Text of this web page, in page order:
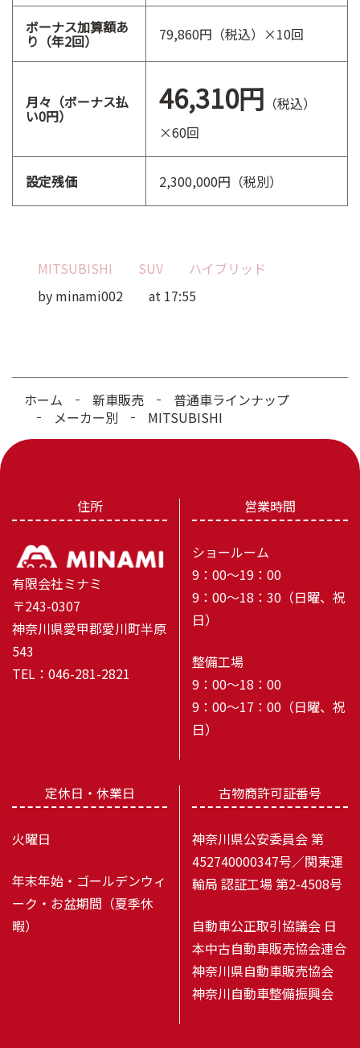
ボーナス加算額あ
り（年2回） 79,860円（税込）×10回
月々（ボーナス払
い0円） 46,310円 （税込）
×60回
設定残価 2,300,000円（税別）
MITSUBISHI SUV
ハイブリッド
by minami002
at 17:55
ホーム 新車販売
普通車ラインナップ
メーカー別
MITSUBISHI
住所
有限会社ミナミ
〒243-0307
神奈川県愛甲郡愛川町半原
543
TEL：046-281-2821
営業時間
ショールーム
9：00～19：00
9：00～18：30（日曜、祝
日）
整備工場
9：00～18：00
9：00～17：00（日曜、祝
日）
定休日・休業日
火曜日
年末年始・ゴールデンウィ
ーク・お盆期間（夏季休
暇）
古物商許可証番号
神奈川県公安委員会 第
452740000347号／関東運
輸局 認証工場 第2-4508号
自動車公正取引協議会 日
本中古自動車販売協会連合
神奈川県自動車販売協会
神奈川自動車整備振興会